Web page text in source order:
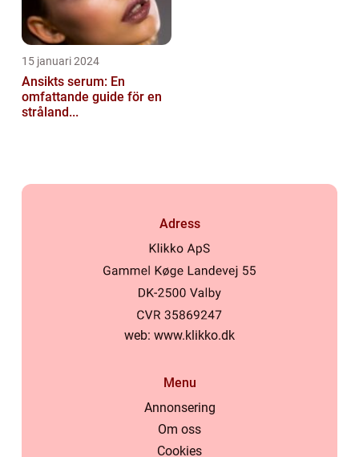
15 januari 2024
Ansikts serum: En
omfattande guide för en
stråland...
Adress
web: www.klikko.dk
Menu
Annonsering
Om oss
Cookies